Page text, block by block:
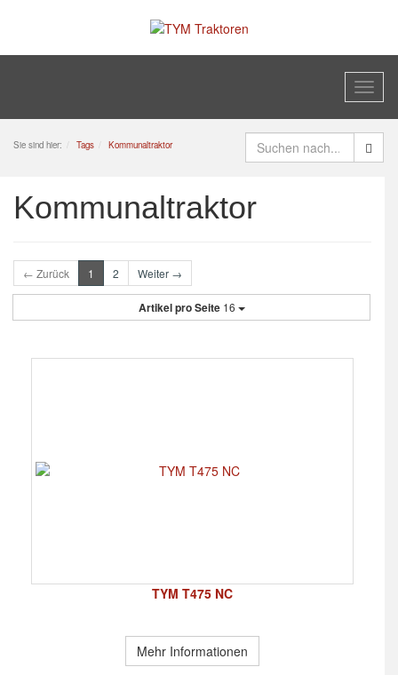
Sie sind hier: Tags Kommunaltraktor
Kommunaltraktor
← Zurück 1 2 Weiter →
Artikel pro Seite 16
TYM T475 NC
Mehr Informationen